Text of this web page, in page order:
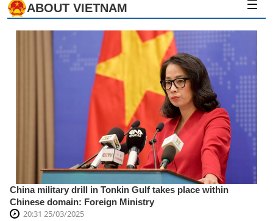
ABOUT VIETNAM
China military drill in Tonkin Gulf takes place within
Chinese domain: Foreign Ministry
20:31 25/03/2025